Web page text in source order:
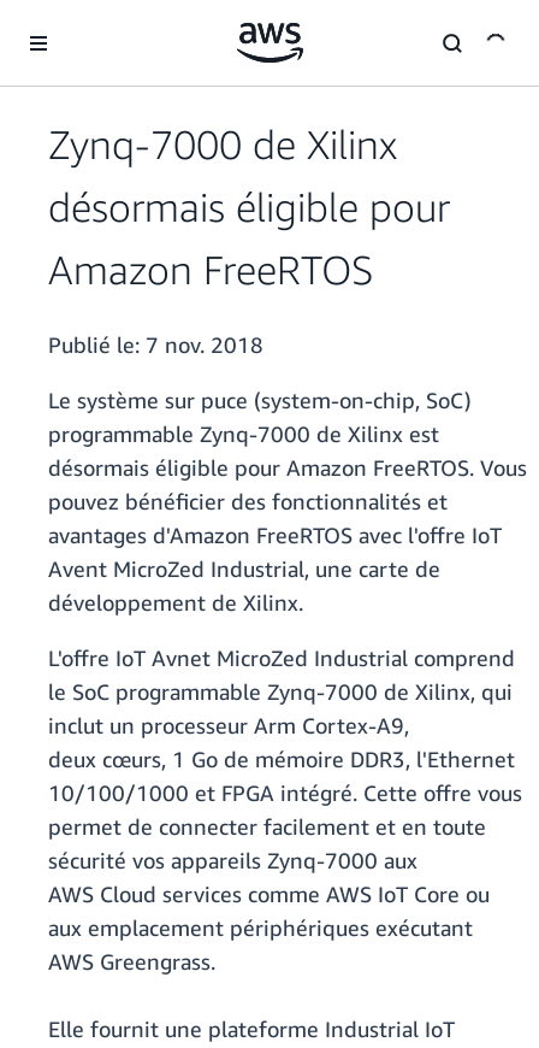
Zynq-7000 de Xilinx
désormais éligible pour
Amazon FreeRTOS
Publié le: 7 nov. 2018
Le système sur puce (system-on-chip, SoC)
programmable Zynq-7000 de Xilinx est
désormais éligible pour Amazon FreeRTOS. Vous
pouvez bénéficier des fonctionnalités et
avantages d'Amazon FreeRTOS avec l'offre IoT
Avent MicroZed Industrial, une carte de
développement de Xilinx.
L'offre IoT Avnet MicroZed Industrial comprend
le SoC programmable Zynq-7000 de Xilinx, qui
inclut un processeur Arm Cortex-A9,
deux cœurs, 1 Go de mémoire DDR3, l'Ethernet
10/100/1000 et FPGA intégré. Cette offre vous
permet de connecter facilement et en toute
sécurité vos appareils Zynq-7000 aux
AWS Cloud services comme AWS IoT Core ou
aux emplacement périphériques exécutant
AWS Greengrass.
Elle fournit une plateforme Industrial IoT